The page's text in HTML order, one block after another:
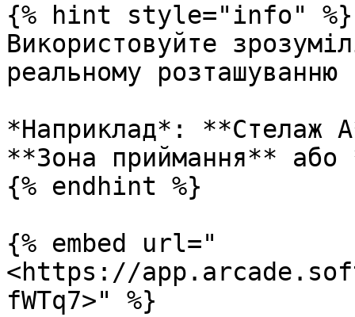
{% hint style="info" %}
Використовуйте
реальному
*Наприклад*: **Стелаж
**Зона приймання**
{% endhint %}
{% embed url="
<https://
fWTq7>" %}